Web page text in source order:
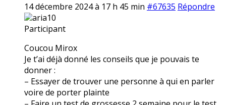
14 décembre 2024 à 17 h 45 min #67635 Répondre
aria10
Participant
Coucou Mirox
Je t’ai déjà donné les conseils que je pouvais te
donner :
– Essayer de trouver une personne à qui en parler
voire de porter plainte